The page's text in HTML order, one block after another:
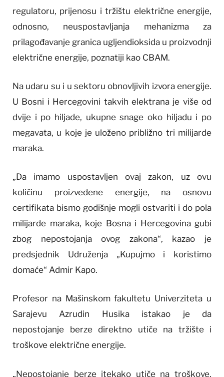
regulatoru, prijenosu i tržištu električne energije,
odnosno, neuspostavljanja mehanizma za
prilagođavanje granica ugljendioksida u proizvodnji
električne energije, poznatiji kao CBAM.
Na udaru su i u sektoru obnovljivih izvora energije.
U Bosni i Hercegovini takvih elektrana je više od
dvije i po hiljade, ukupne snage oko hiljadu i po
megavata, u koje je uloženo približno tri milijarde
maraka.
„Da imamo uspostavljen ovaj zakon, uz ovu
količinu proizvedene energije, na osnovu
certifikata bismo godišnje mogli ostvariti i do pola
milijarde maraka, koje Bosna i Hercegovina gubi
zbog nepostojanja ovog zakona“, kazao je
predsjednik Udruženja „Kupujmo i koristimo
domaće“ Admir Kapo.
Profesor na Mašinskom fakultetu Univerziteta u
Sarajevu Azrudin Husika istakao je da
nepostojanje berze direktno utiče na tržište i
troškove električne energije.
„Nepostojanje berze itekako utiče na troškove,